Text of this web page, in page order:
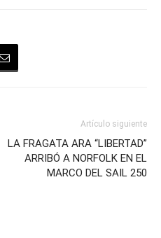
Artículo siguiente
LA FRAGATA ARA “LIBERTAD”
ARRIBÓ A NORFOLK EN EL
MARCO DEL SAIL 250